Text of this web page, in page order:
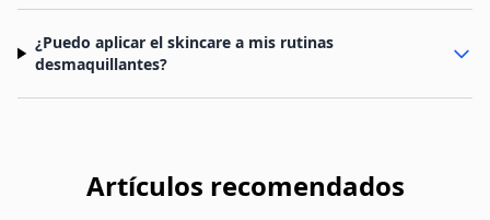
¿Puedo aplicar el skincare a mis rutinas
desmaquillantes?
Artículos recomendados